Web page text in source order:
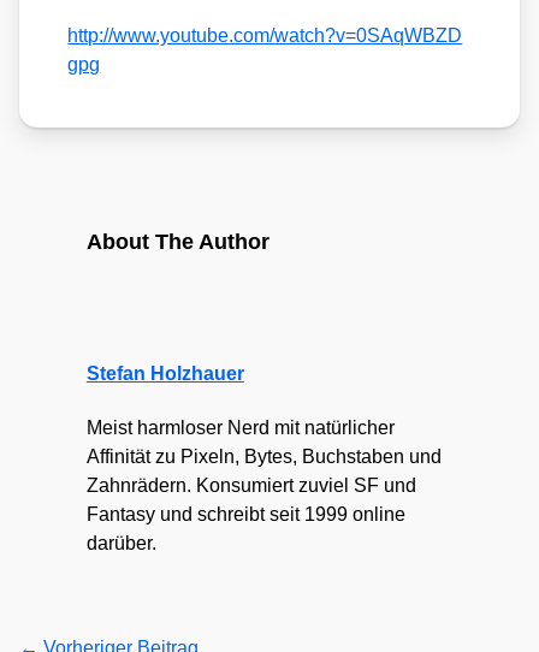
http://​www​.you​tube​.com/​w​a​t​c​h​?​v​=​0​S​A​q​W​B​Z​D​
gpg
About The Author
Stefan Holzhauer
Meist harmloser Nerd mit natürlicher
Affinität zu Pixeln, Bytes, Buchstaben und
Zahnrädern. Konsumiert zuviel SF und
Fantasy und schreibt seit 1999 online
darüber.
← Vorheriger Beitrag